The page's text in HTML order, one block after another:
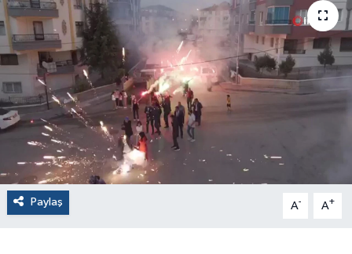
Paylaş A- A+
Sağlık